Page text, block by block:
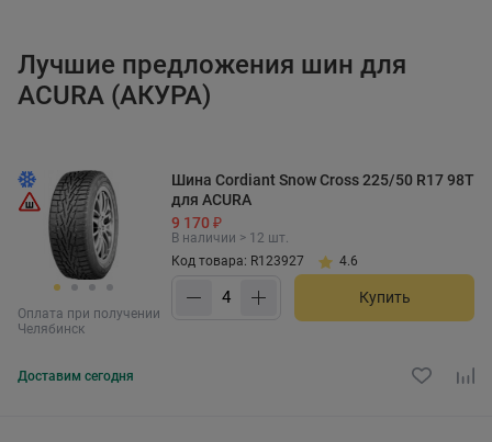
Лучшие предложения шин для
ACURA (АКУРА)
Оплата при получении
Челябинск
Шина Cordiant Snow Cross 225/50 R17 98T
для ACURA
9 170 ₽
В наличии > 12 шт.
Код товара: R123927
4.6
Купить
Доставим сегодня